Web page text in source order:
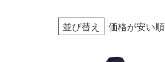
並び替え 価格が安い順